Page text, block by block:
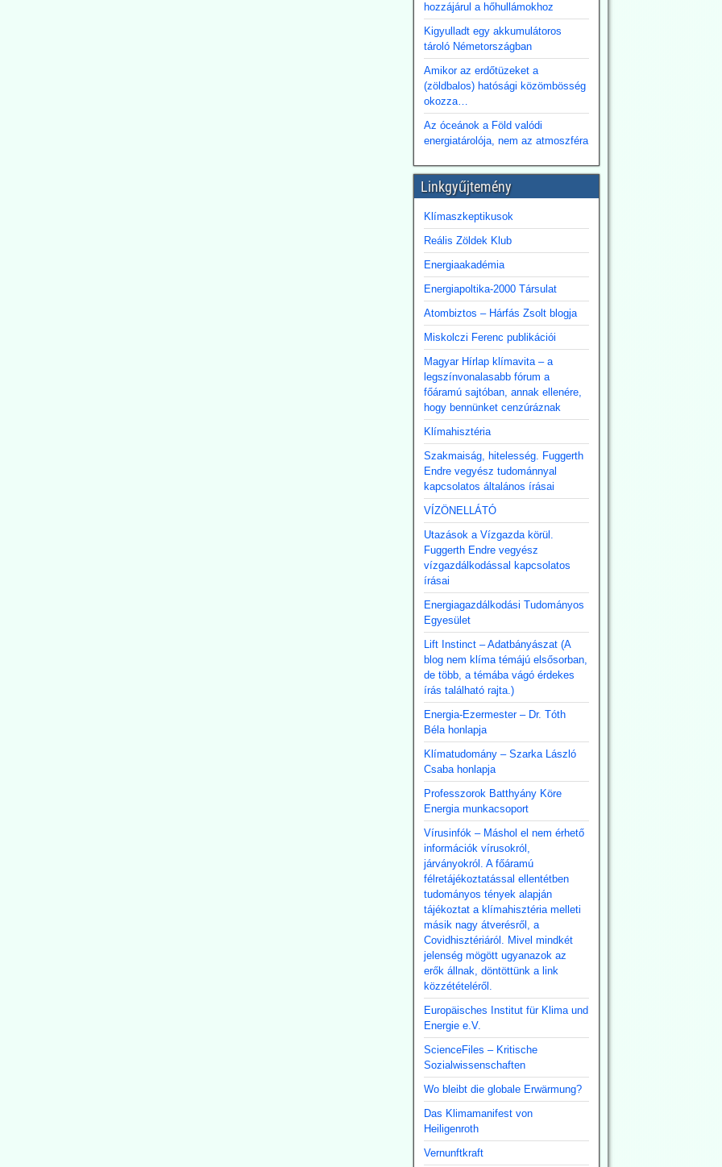
hozzájárul a hőhullámokhoz
Kigyulladt egy akkumulátoros
tároló Németországban
Amikor az erdőtüzeket a
(zöldbalos) hatósági közömbösség
okozza…
Az óceánok a Föld valódi
energiatárolója, nem az atmoszféra
Linkgyűjtemény
Klímaszkeptikusok
Reális Zöldek Klub
Energiaakadémia
Energiapoltika-2000 Társulat
Atombiztos – Hárfás Zsolt blogja
Miskolczi Ferenc publikációi
Magyar Hírlap klímavita – a
legszínvonalasabb fórum a
főáramú sajtóban, annak ellenére,
hogy bennünket cenzúráznak
Klímahisztéria
Szakmaiság, hitelesség. Fuggerth
Endre vegyész tudománnyal
kapcsolatos általános írásai
VÍZÖNELLÁTÓ
Utazások a Vízgazda körül.
Fuggerth Endre vegyész
vízgazdálkodással kapcsolatos
írásai
Energiagazdálkodási Tudományos
Egyesület
Lift Instinct – Adatbányászat (A
blog nem klíma témájú elsősorban,
de több, a témába vágó érdekes
írás található rajta.)
Energia-Ezermester – Dr. Tóth
Béla honlapja
Klímatudomány – Szarka László
Csaba honlapja
Professzorok Batthyány Köre
Energia munkacsoport
Vírusinfók – Máshol el nem érhető
információk vírusokról,
járványokról. A főáramú
félretájékoztatással ellentétben
tudományos tények alapján
tájékoztat a klímahisztéria melleti
másik nagy átverésről, a
Covidhisztériáról. Mivel mindkét
jelenség mögött ugyanazok az
erők állnak, döntöttünk a link
közzétételéről.
Europäisches Institut für Klima und
Energie e.V.
ScienceFiles – Kritische
Sozialwissenschaften
Wo bleibt die globale Erwärmung?
Das Klimamanifest von
Heiligenroth
Vernunftkraft